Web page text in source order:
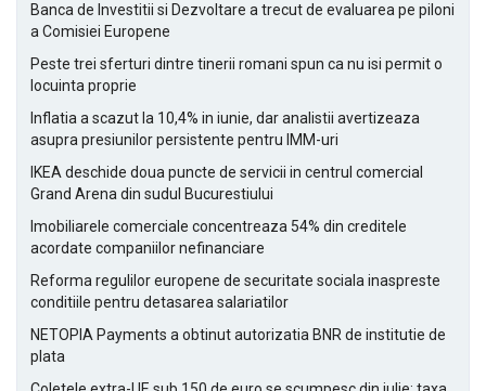
Banca de Investitii si Dezvoltare a trecut de evaluarea pe piloni
a Comisiei Europene
Peste trei sferturi dintre tinerii romani spun ca nu isi permit o
locuinta proprie
Inflatia a scazut la 10,4% in iunie, dar analistii avertizeaza
asupra presiunilor persistente pentru IMM-uri
IKEA deschide doua puncte de servicii in centrul comercial
Grand Arena din sudul Bucurestiului
Imobiliarele comerciale concentreaza 54% din creditele
acordate companiilor nefinanciare
Reforma regulilor europene de securitate sociala inaspreste
conditiile pentru detasarea salariatilor
NETOPIA Payments a obtinut autorizatia BNR de institutie de
plata